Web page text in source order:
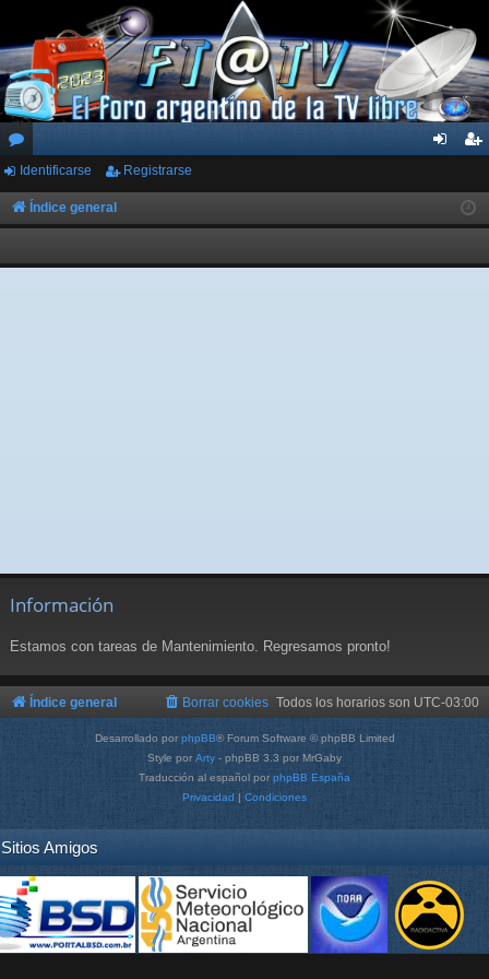
or
os
ar
ist
rs
Identificarse Registrarse
Índice general
Información
Estamos con tareas de Mantenimiento. Regresamos pronto!
Índice general Todos los horarios son UTC-03:00
Borrar cookies
Desarrollado por phpBB® Forum Software © phpBB Limited
Style por Arty - phpBB 3.3 por MrGaby
Traducción al español por phpBB España
Privacidad | Condiciones
Sitios Amigos